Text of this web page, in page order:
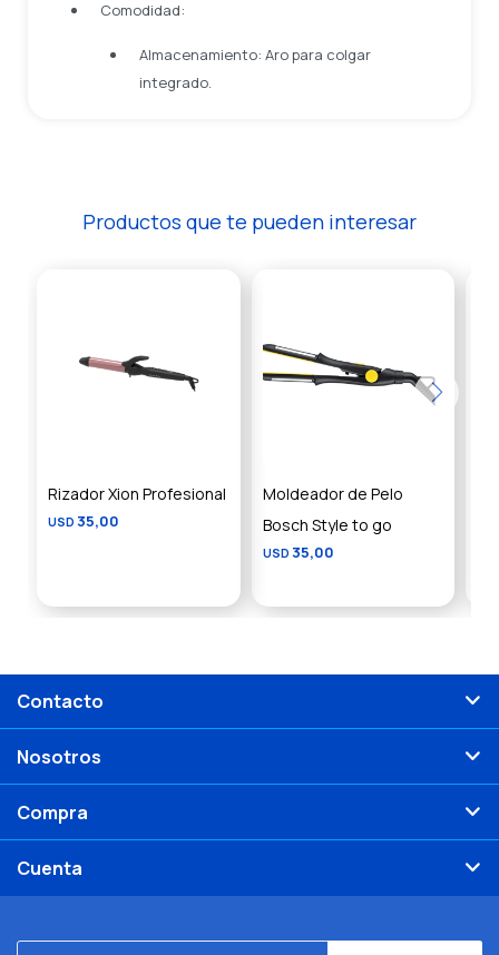
Comodidad:
Almacenamiento: Aro para colgar
integrado.
Productos que te pueden interesar
Rizador Xion Profesional
USD 35,00
Moldeador de Pelo
Bosch Style to go
USD 35,00
Contacto
Nosotros
Compra
Cuenta